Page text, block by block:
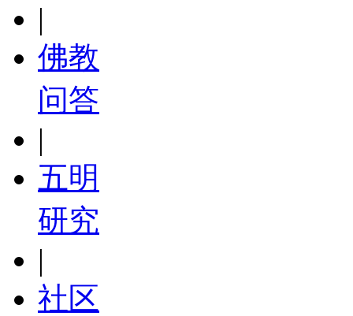
|
佛教
问答
|
五明
研究
|
社区